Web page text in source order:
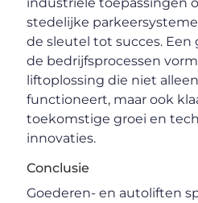
stedelijke
de sleutel tot succes. Een
de bedrijfsprocessen
liftoplossing die niet
functioneert, maar ook
toekomstige groei en
innovaties.
Conclusie
Goederen- en autoliften